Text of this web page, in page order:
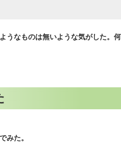
うなものは無いような気がした。
みた。